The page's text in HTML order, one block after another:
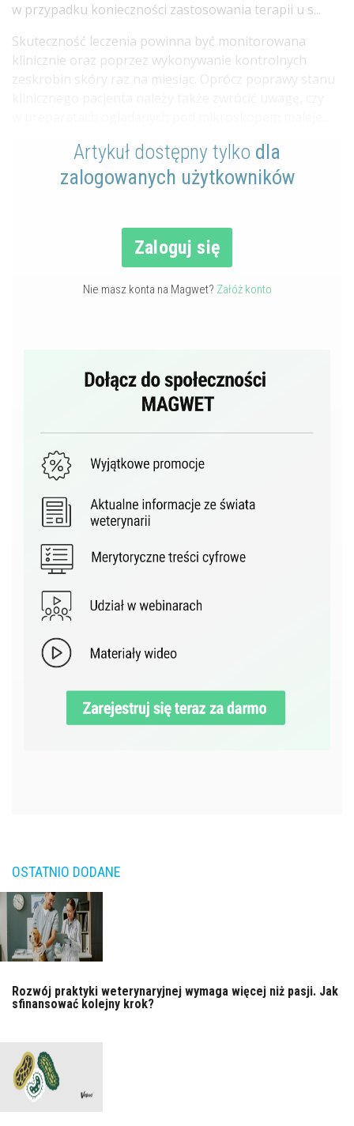
w przypadku konieczności zastosowania terapii u s...
Skuteczność leczenia powinna być monitorowana
klinicznie oraz poprzez wykonywanie kontrolnych
zeskrobin skóry raz na miesiąc. Oprócz poprawy stanu
Artykuł dostępny tylko dla
zalogowanych użytkowników
Zaloguj się
Nie masz konta na Magwet? Załóż konto
OSTATNIO DODANE
Rozwój praktyki weterynaryjnej wymaga więcej niż pasji. Jak
sfinansować kolejny krok?